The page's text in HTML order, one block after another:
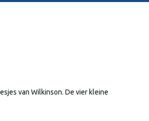
van Wilkinson. De vier kleine